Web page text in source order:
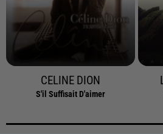
CELINE DION
S'il Suffisait D'aimer